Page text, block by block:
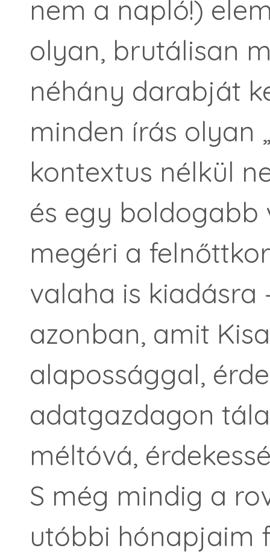
nem a napló!)
olyan, brutálisan
néhány darabját
minden írás olyan
kontextus nélkül
és egy boldogabb
megéri a
valaha is
azonban, amit
alapossággal,
adatgazdagon
méltóvá,
S még mindig a
utóbbi hónapjaim